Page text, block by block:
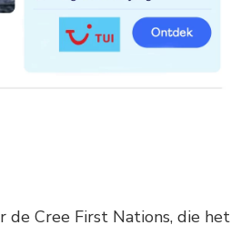
Cree First Nations, die het